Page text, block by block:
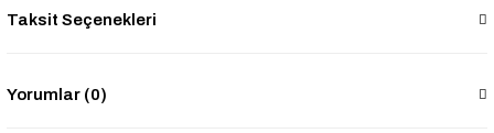
Taksit Seçenekleri
Yorumlar (0)